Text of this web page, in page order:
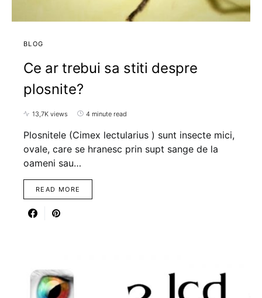
BLOG
Ce ar trebui sa stiti despre
plosnite?
13,7K views 4 minute read
Plosnitele (Cimex lectularius ) sunt insecte mici,
ovale, care se hranesc prin supt sange de la
oameni sau…
READ MORE